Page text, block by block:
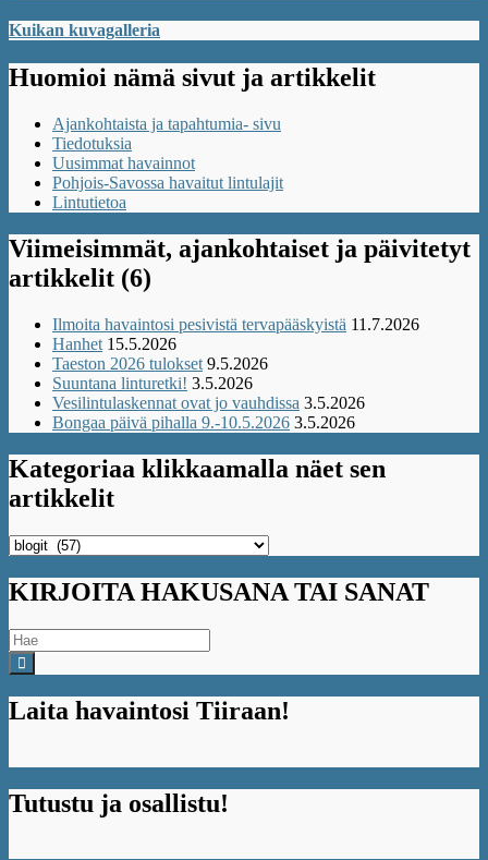
Kuikan kuvagalleria
Huomioi nämä sivut ja artikkelit
Ajankohtaista ja tapahtumia- sivu
Tiedotuksia
Uusimmat havainnot
Pohjois-Savossa havaitut lintulajit
Lintutietoa
Viimeisimmät, ajankohtaiset ja päivitetyt
artikkelit (6)
Ilmoita havaintosi pesivistä tervapääskyistä 11.7.2026
Hanhet 15.5.2026
Taeston 2026 tulokset 9.5.2026
Suuntana linturetki! 3.5.2026
Vesilintulaskennat ovat jo vauhdissa 3.5.2026
Bongaa päivä pihalla 9.-10.5.2026 3.5.2026
Kategoriaa klikkaamalla näet sen
artikkelit
Kategoriaa
näet
sen
KIRJOITA HAKUSANA TAI SANAT
Search
for:
Laita havaintosi Tiiraan!
Tutustu ja osallistu!